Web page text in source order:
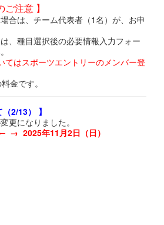
ご注意 】
合は、チーム代表者（1名）が、お申
、種目選択後の必要情報入力フォー
てはスポーツエントリーのメンバー登
金です。
2/13） 】
更になりました。
→ 2025年11月2日（日）